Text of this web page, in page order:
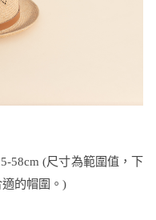
58cm (尺寸為範圍值，下
的帽圍。)